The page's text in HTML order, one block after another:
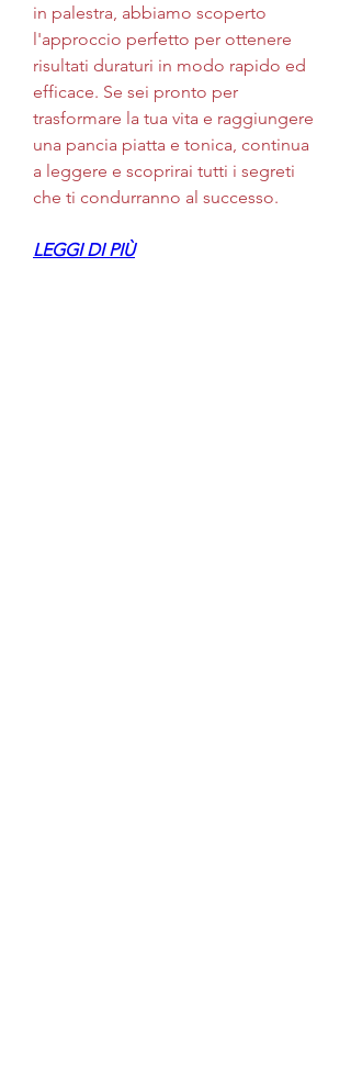
in palestra, abbiamo scoperto
l'approccio perfetto per ottenere
risultati duraturi in modo rapido ed
efficace. Se sei pronto per
trasformare la tua vita e raggiungere
una pancia piatta e tonica, continua
a leggere e scoprirai tutti i segreti
che ti condurranno al successo.
LEGGI DI PIÙ